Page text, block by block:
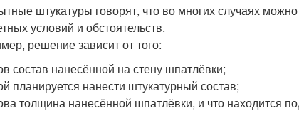
штукатуры говорят, что во многих случаях
условий и обстоятельств.
решение зависит от того:
состав нанесённой на стену шпатлёвки;
планируется нанести штукатурный состав;
толщина нанесённой шпатлёвки, и что находится